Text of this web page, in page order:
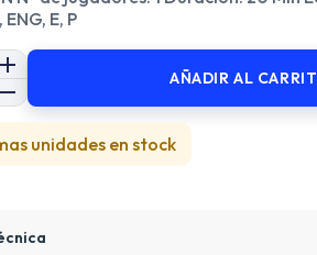
ENG, E, P
AÑADIR AL
unidades en stock